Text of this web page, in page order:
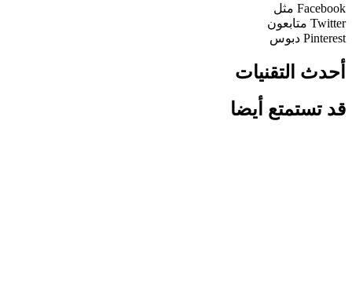
Facebook مثل
Twitter متابعون
Pinterest دبوس
أحدث التقنيات
قد تستمتع أيضا